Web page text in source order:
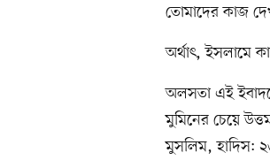
তোমাদের কাজ
অর্থাৎ, ইসলামে
অলসতা এই
মুমিনের চেয়ে
মুসলিম, হাদিস: